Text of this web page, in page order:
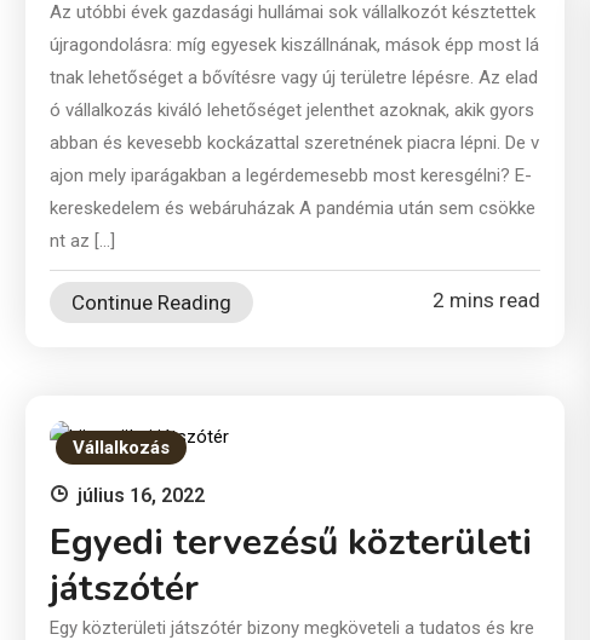
Az utóbbi évek gazdasági hullámai sok vállalkozót késztettek
újragondolásra: míg egyesek kiszállnának, mások épp most lá
tnak lehetőséget a bővítésre vagy új területre lépésre. Az elad
ó vállalkozás kiváló lehetőséget jelenthet azoknak, akik gyors
abban és kevesebb kockázattal szeretnének piacra lépni. De v
ajon mely iparágakban a legérdemesebb most keresgélni? E-
kereskedelem és webáruházak A pandémia után sem csökke
nt az […]
Continue Reading 2 mins read
Vállalkozás
július 16, 2022
Egyedi tervezésű közterületi
játszótér
Egy közterületi játszótér bizony megköveteli a tudatos és kre